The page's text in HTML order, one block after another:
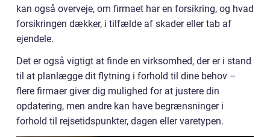
kan også overveje, om firmaet har en forsikring, og hvad
forsikringen dækker, i tilfælde af skader eller tab af
ejendele.
Det er også vigtigt at finde en virksomhed, der er i stand
til at planlægge dit flytning i forhold til dine behov –
flere firmaer giver dig mulighed for at justere din
opdatering, men andre kan have begrænsninger i
forhold til rejsetidspunkter, dagen eller varetypen.